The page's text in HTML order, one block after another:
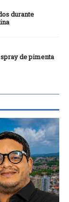
durante
de pimenta